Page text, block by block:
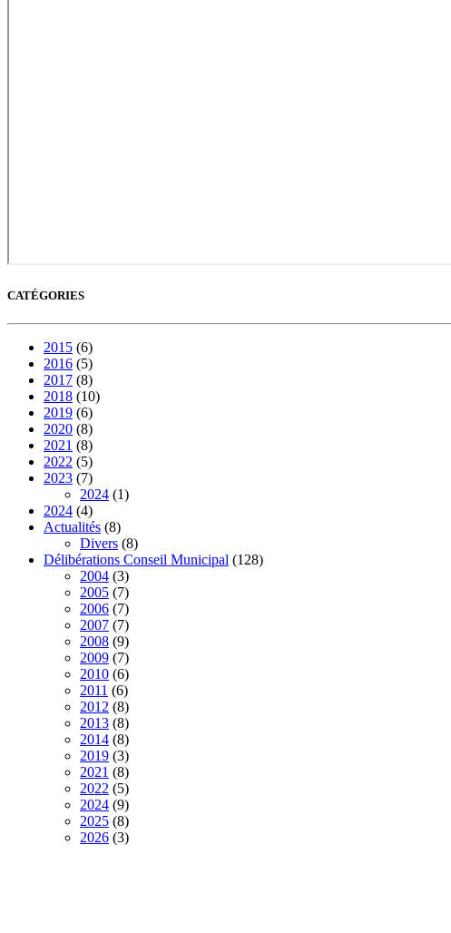
CATÉGORIES
2015 (6)
2016 (5)
2017 (8)
2018 (10)
2019 (6)
2020 (8)
2021 (8)
2022 (5)
2023 (7)
2024 (1)
2024 (4)
Actualités (8)
Divers (8)
Délibérations Conseil Municipal (128)
2004 (3)
2005 (7)
2006 (7)
2007 (7)
2008 (9)
2009 (7)
2010 (6)
2011 (6)
2012 (8)
2013 (8)
2014 (8)
2019 (3)
2021 (8)
2022 (5)
2024 (9)
2025 (8)
2026 (3)